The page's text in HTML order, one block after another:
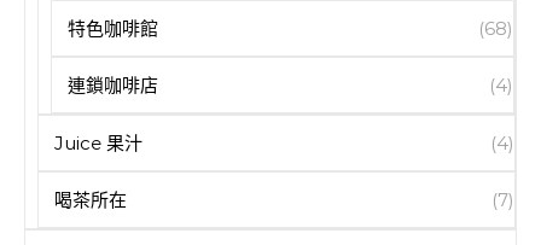
特色咖啡館 (68)
連鎖咖啡店 (4)
Juice 果汁 (4)
喝茶所在 (7)